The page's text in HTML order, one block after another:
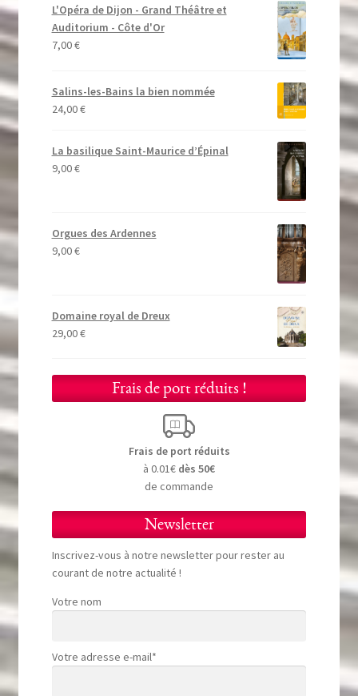
L'Opéra de Dijon - Grand Théâtre et
Auditorium - Côte d'Or
7,00€
Salins-les-Bains la bien nommée
24,00€
La basilique Saint-Maurice d’Épinal
9,00€
Orgues des Ardennes
9,00€
Domaine royal de Dreux
29,00€
Frais de port réduits !
Frais de port réduits
à 0.01€ dès 50€
de commande
Newsletter
Inscrivez-vous à notre newsletter pour rester au
courant de notre actualité !
Votre nom
Votre adresse e-mail*